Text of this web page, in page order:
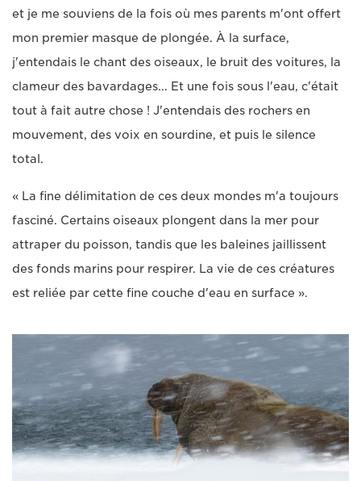
et je me souviens de la fois où mes parents m'ont offert
mon premier masque de plongée. À la surface,
j'entendais le chant des oiseaux, le bruit des voitures, la
clameur des bavardages... Et une fois sous l'eau, c'était
tout à fait autre chose ! J'entendais des rochers en
mouvement, des voix en sourdine, et puis le silence
total.
« La fine délimitation de ces deux mondes m'a toujours
fasciné. Certains oiseaux plongent dans la mer pour
attraper du poisson, tandis que les baleines jaillissent
des fonds marins pour respirer. La vie de ces créatures
est reliée par cette fine couche d'eau en surface ».